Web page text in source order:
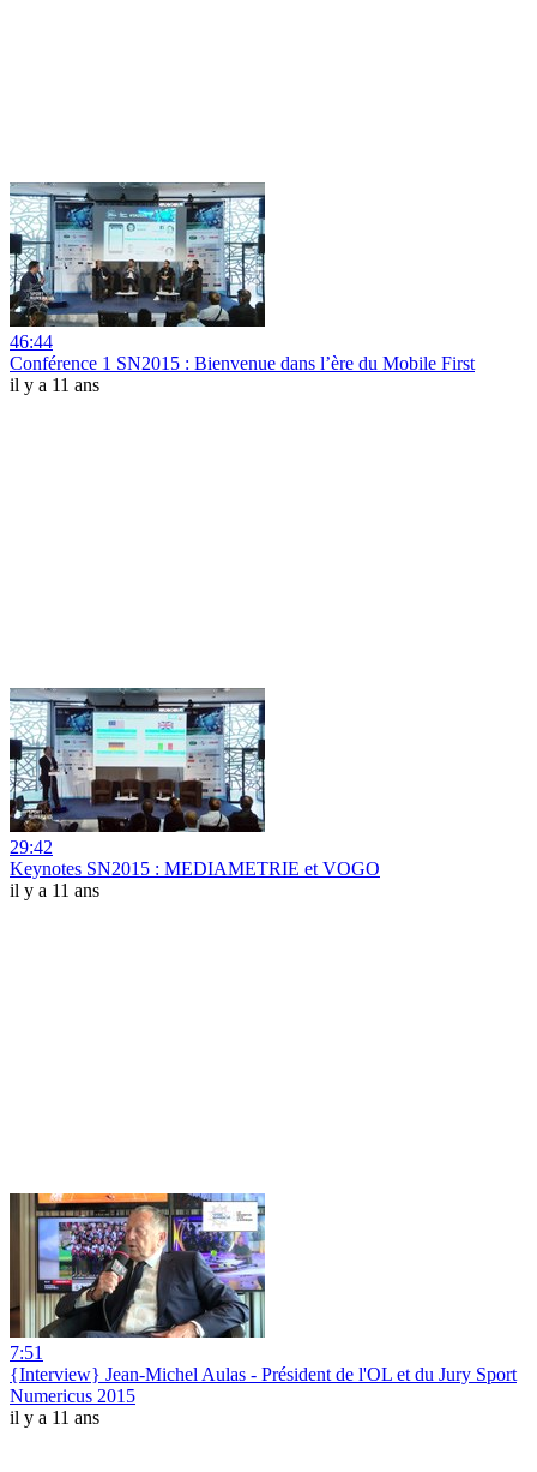
46:44
Conférence 1 SN2015 : Bienvenue dans l’ère du Mobile First
il y a 11 ans
29:42
Keynotes SN2015 : MEDIAMETRIE et VOGO
il y a 11 ans
7:51
{Interview} Jean-Michel Aulas - Président de l'OL et du Jury Sport
Numericus 2015
il y a 11 ans